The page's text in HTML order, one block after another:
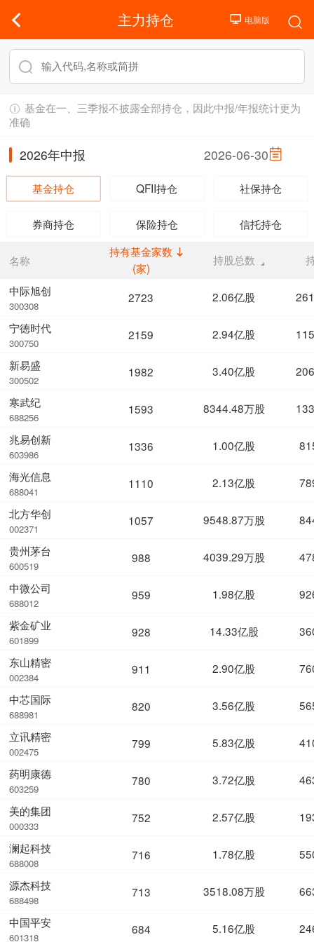
主力持仓
基金在一、三季报不披露全部持仓，因此中报/年报统计更为
准确
2026年中报 2026-06-30
基金持仓 QFII持仓 社保持仓
券商持仓 保险持仓 信托持仓
名称
中际旭创
300308
宁德时代
300750
新易盛
300502
寒武纪
688256
兆易创新
603986
海光信息
688041
北方华创
002371
贵州茅台
600519
中微公司
688012
紫金矿业
601899
东山精密
002384
中芯国际
688981
立讯精密
002475
药明康德
603259
美的集团
000333
澜起科技
688008
源杰科技
688498
中国平安
601318
持有基金家数
(家)
持股总数
2723 2.06亿股
2159 2.94亿股
1982 3.40亿股
1593 8344.48万股
1336 1.00亿股
1110 2.13亿股
1057 9548.87万股
988 4039.29万股
959 1.98亿股
928 14.33亿股
911 2.90亿股
820 3.56亿股
799 5.83亿股
780 3.72亿股
752 2.57亿股
716 1.78亿股
713 3518.08万股
684 5.16亿股